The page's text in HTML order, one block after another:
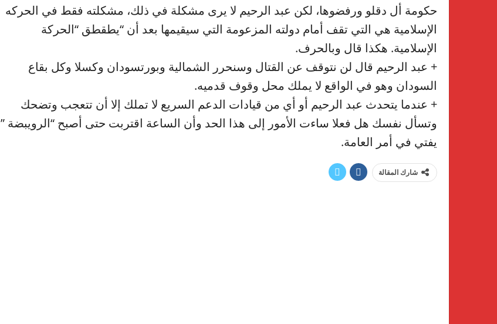
حكومة أل دقلو ورفضوها، لكن عبد الرحيم لا يرى مشكلة في ذلك، مشكلته فقط في الحركه
الإسلامية هي التي تقف أمام دولته المزعومة التي سيقيمها بعد أن “يطقطق “الحركة
الإسلامية. هكذا قال وبالحرف.
+ عبد الرحيم قال لن نتوقف عن القتال وسنحرر الشمالية وبورتسودان وكسلا وكل بقاع
السودان وهو في الواقع لا يملك محل وقوف قدميه.
+ عندما يتحدث عبد الرحيم أو أي من قيادات الدعم السريع لا تملك إلا أن تتعجب وتضحك
وتسأل نفسك هل فعلا ساءت الأمور إلى هذا الحد وأن الساعة اقتربت حتى أصبح “الرويبضة ”
يفتي في أمر العامة.
شارك المقالة